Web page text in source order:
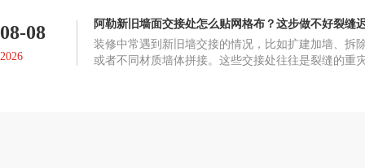
08-08
2026
阿勒新旧墙面交接处怎么贴网格布？这步做不好裂缝
装修中常遇到新旧墙交接的情况，比如扩建加墙、拆
或者不同材质墙体拼接。这些交接处往往是裂缝的重